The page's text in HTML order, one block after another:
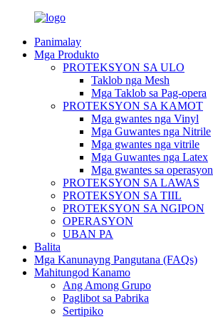
Panimalay
Mga Produkto
PROTEKSYON SA ULO
Taklob nga Mesh
Mga Taklob sa Pag-opera
PROTEKSYON SA KAMOT
Mga gwantes nga Vinyl
Mga Guwantes nga Nitrile
Mga gwantes nga vitrile
Mga Guwantes nga Latex
Mga gwantes sa operasyon
PROTEKSYON SA LAWAS
PROTEKSYON SA TIIL
PROTEKSYON SA NGIPON
OPERASYON
UBAN PA
Balita
Mga Kanunayng Pangutana (FAQs)
Mahitungod Kanamo
Ang Among Grupo
Paglibot sa Pabrika
Sertipiko